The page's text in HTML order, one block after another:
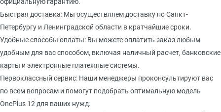
официальную гарантию.
Быстрая доставка: Мы осуществляем доставку по Санкт-
Петербургу и Ленинградской области в кратчайшие сроки.
Удобные способы оплаты: Вы можете оплатить заказ любым
удобным для вас способом, включая наличный расчет, банковские
карты и электронные платежные системы.
Первоклассный сервис: Наши менеджеры проконсультируют вас
по всем вопросам и помогут подобрать оптимальную модель
OnePlus 12 для ваших нужд.